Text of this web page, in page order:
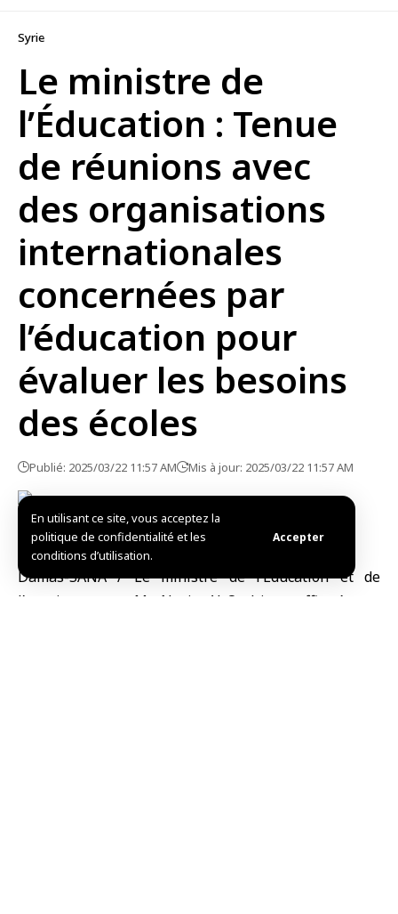
En utilisant ce site, vous acceptez la
politique de confidentialité et les
conditions d’utilisation.
Accepter
Syrie
Le ministre de
l’Éducation : Tenue
de réunions avec
des organisations
internationales
concernées par
l’éducation pour
évaluer les besoins
des écoles
Publié: 2025/03/22 11:57 AM Mis à jour: 2025/03/22 11:57 AM
Damas-SANA / Le ministre de l’Éducation et de
l’enseignement, M. Nazir Al-Qadri, a affirmé que